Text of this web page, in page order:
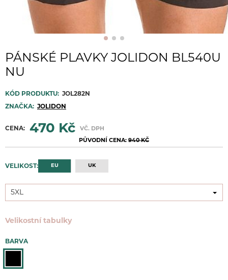
PÁNSKÉ PLAVKY JOLIDON BL540U
NU
KÓD PRODUKTU: JOL282N
ZNAČKA: JOLIDON
CENA: 470 Kč VČ. DPH
PŮVODNÍ CENA: 940 KČ
VELIKOST: EU UK
5XL
5XL
Velikostní tabulky
BARVA